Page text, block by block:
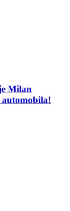
Milan
automobila!